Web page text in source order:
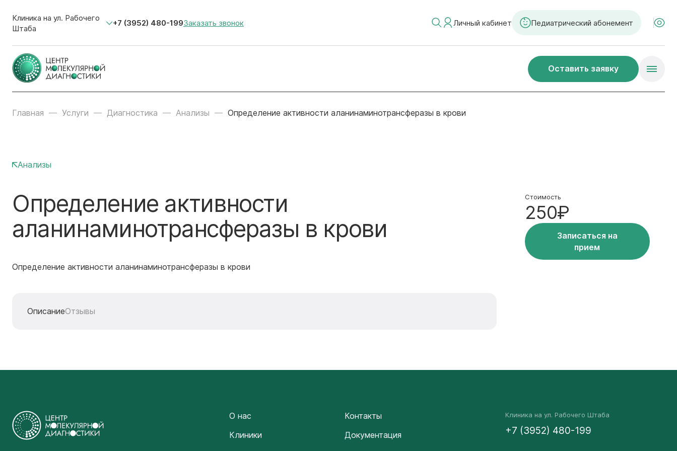
Клиника на ул. Рабочего
Штаба
+7 (3952) 480-199Заказать звонок Личный кабинет Педиатрический абонемент
Оставить заявку
Главная Услуги Диагностика Анализы Определение активности аланинаминотрансферазы в крови
Анализы
Определение активности
аланинаминотрансферазы в крови
Определение активности аланинаминотрансферазы в крови
ОписаниеОтзывы
Стоимость
250₽
Записаться на
прием
О нас
Клиники
Контакты
Документация
Клиника на ул. Рабочего Штаба
+7 (3952) 480-199